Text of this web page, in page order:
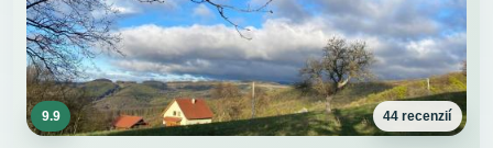
9.9 44 recenzií